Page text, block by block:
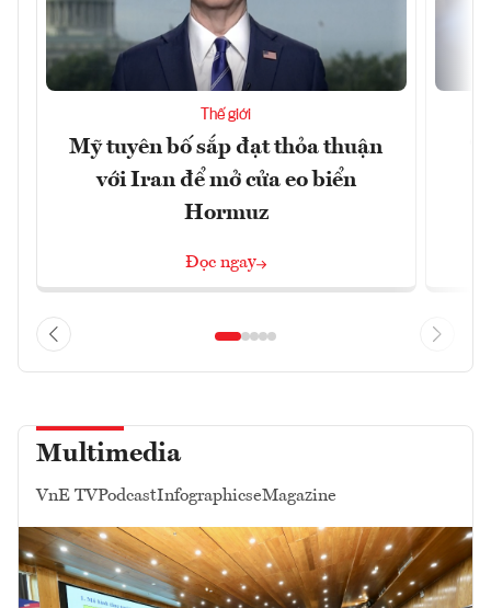
Thế giới
Mỹ tuyên bố sắp đạt thỏa thuận
với Iran để mở cửa eo biển
Hormuz
Đọc ngay
Multimedia
VnE TVPodcastInfographicseMagazine